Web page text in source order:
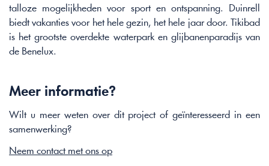
talloze mogelijkheden voor sport en ontspanning. Duinrell
biedt vakanties voor het hele gezin, het hele jaar door. Tikibad
is het grootste overdekte waterpark en glijbanenparadijs van
de Benelux.
Meer informatie?
Wilt u meer weten over dit project of geïnteresseerd in een
samenwerking?
Neem contact met ons op